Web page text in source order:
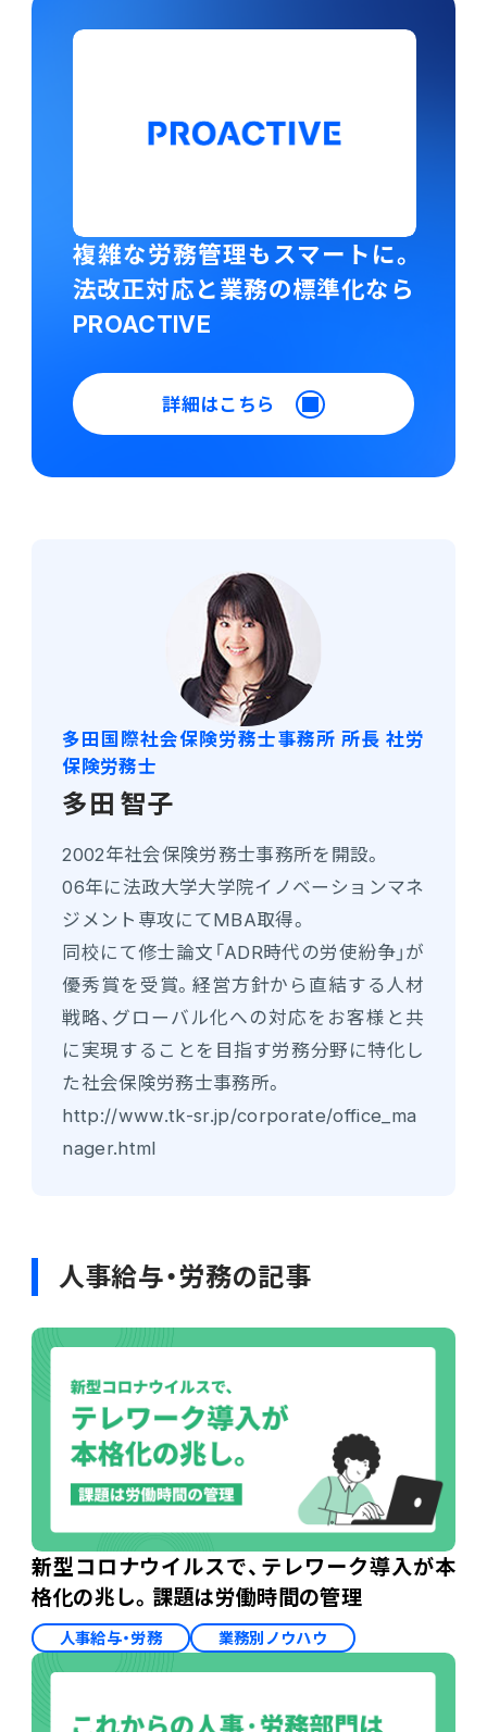
複雑な労務管理もスマートに。
法改正対応と業務の標準化なら
PROACTIVE
詳細はこちら
多田国際社会保険労務士事務所 所長 社労
保険労務士
多田 智子
2002年社会保険労務士事務所を開設。
06年に法政大学大学院イノベーションマネ
ジメント専攻にてMBA取得。
同校にて修士論文「ADR時代の労使紛争」が
優秀賞を受賞。経営方針から直結する人材
戦略、グローバル化への対応をお客様と共
に実現することを目指す労務分野に特化し
た社会保険労務士事務所。
http://www.tk-sr.jp/corporate/office_ma
nager.html
人事給与・労務の記事
新型コロナウイルスで、テレワーク導入が本
格化の兆し。課題は労働時間の管理
人事給与・労務 業務別ノウハウ